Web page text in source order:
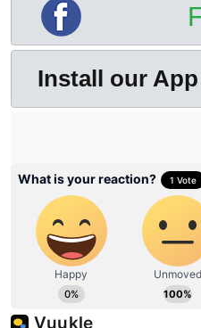
Install our App